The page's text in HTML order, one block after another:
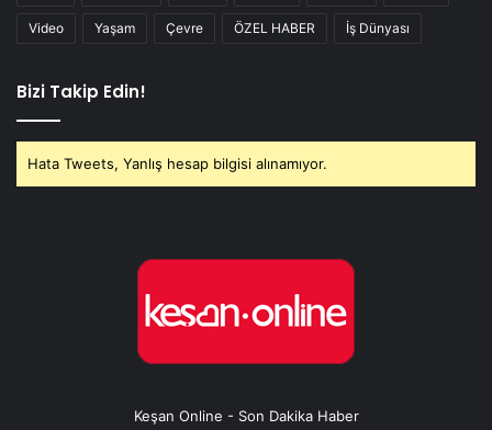
Video Yaşam Çevre ÖZEL HABER İş Dünyası
Bizi Takip Edin!
Hata Tweets, Yanlış hesap bilgisi alınamıyor.
Keşan Online - Son Dakika Haber